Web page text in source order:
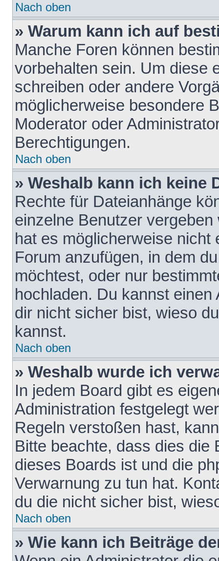
Nach oben
» Warum kann ich auf
Manche Foren können
vorbehalten sein. Um diese
schreiben oder andere
möglicherweise besondere
Moderator oder
Berechtigungen.
Nach oben
» Weshalb kann ich keine
Rechte für Dateianhänge
einzelne Benutzer
hat es möglicherweise nicht
Forum anzufügen, in dem
möchtest, oder nur
hochladen. Du kannst
dir nicht sicher bist, wieso
kannst.
Nach oben
» Weshalb wurde ich
In jedem Board gibt es
Administration festgelegt
Regeln verstoßen hast,
Bitte beachte, dass dies die
dieses Boards ist und die
Verwarnung zu tun hat.
du die nicht sicher bist,
Nach oben
» Wie kann ich Beiträge